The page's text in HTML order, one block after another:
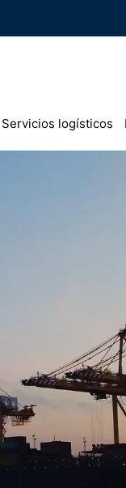
Servicios logísticos